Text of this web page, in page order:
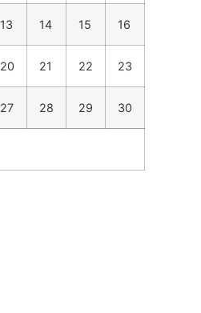
13 14 15 16
20 21 22 23
27 28 29 30